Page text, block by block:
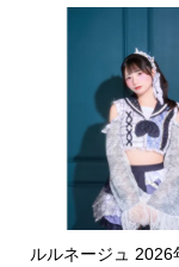
ルルネージュ 2026